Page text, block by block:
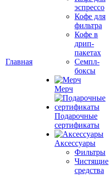
Главная
эспрессо
Кофе для
фильтра
Кофе в
дрип-
пакетах
Семпл-
боксы
Мерч
Подарочные
сертификаты
Аксессуары
Фильтры
Чистящие
средства